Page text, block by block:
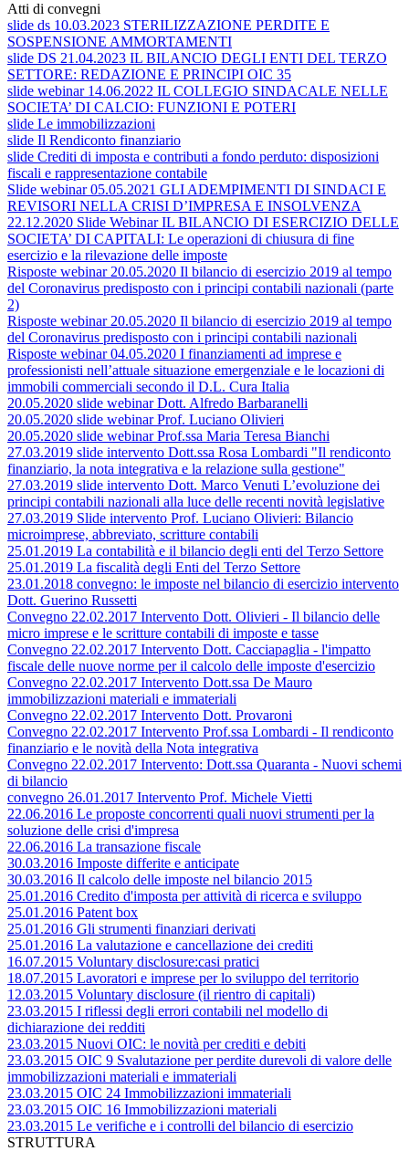
Atti di convegni
slide ds 10.03.2023 STERILIZZAZIONE PERDITE E
SOSPENSIONE AMMORTAMENTI
slide DS 21.04.2023 IL BILANCIO DEGLI ENTI DEL TERZO
SETTORE: REDAZIONE E PRINCIPI OIC 35
slide webinar 14.06.2022 IL COLLEGIO SINDACALE NELLE
SOCIETA’ DI CALCIO: FUNZIONI E POTERI
slide Le immobilizzazioni
slide Il Rendiconto finanziario
slide Crediti di imposta e contributi a fondo perduto: disposizioni
fiscali e rappresentazione contabile
Slide webinar 05.05.2021 GLI ADEMPIMENTI DI SINDACI E
REVISORI NELLA CRISI D’IMPRESA E INSOLVENZA
22.12.2020 Slide Webinar IL BILANCIO DI ESERCIZIO DELLE
SOCIETA’ DI CAPITALI: Le operazioni di chiusura di fine
esercizio e la rilevazione delle imposte
Risposte webinar 20.05.2020 Il bilancio di esercizio 2019 al tempo
del Coronavirus predisposto con i principi contabili nazionali (parte
2)
Risposte webinar 20.05.2020 Il bilancio di esercizio 2019 al tempo
del Coronavirus predisposto con i principi contabili nazionali
Risposte webinar 04.05.2020 I finanziamenti ad imprese e
professionisti nell’attuale situazione emergenziale e le locazioni di
immobili commerciali secondo il D.L. Cura Italia
20.05.2020 slide webinar Dott. Alfredo Barbaranelli
20.05.2020 slide webinar Prof. Luciano Olivieri
20.05.2020 slide webinar Prof.ssa Maria Teresa Bianchi
27.03.2019 slide intervento Dott.ssa Rosa Lombardi "Il rendiconto
finanziario, la nota integrativa e la relazione sulla gestione"
27.03.2019 slide intervento Dott. Marco Venuti L’evoluzione dei
principi contabili nazionali alla luce delle recenti novità legislative
27.03.2019 Slide intervento Prof. Luciano Olivieri: Bilancio
microimprese, abbreviato, scritture contabili
25.01.2019 La contabilità e il bilancio degli enti del Terzo Settore
25.01.2019 La fiscalità degli Enti del Terzo Settore
23.01.2018 convegno: le imposte nel bilancio di esercizio intervento
Dott. Guerino Russetti
Convegno 22.02.2017 Intervento Dott. Olivieri - Il bilancio delle
micro imprese e le scritture contabili di imposte e tasse
Convegno 22.02.2017 Intervento Dott. Cacciapaglia - l'impatto
fiscale delle nuove norme per il calcolo delle imposte d'esercizio
Convegno 22.02.2017 Intervento Dott.ssa De Mauro
immobilizzazioni materiali e immateriali
Convegno 22.02.2017 Intervento Dott. Provaroni
Convegno 22.02.2017 Intervento Prof.ssa Lombardi - Il rendiconto
finanziario e le novità della Nota integrativa
Convegno 22.02.2017 Intervento: Dott.ssa Quaranta - Nuovi schemi
di bilancio
convegno 26.01.2017 Intervento Prof. Michele Vietti
22.06.2016 Le proposte concorrenti quali nuovi strumenti per la
soluzione delle crisi d'impresa
22.06.2016 La transazione fiscale
30.03.2016 Imposte differite e anticipate
30.03.2016 Il calcolo delle imposte nel bilancio 2015
25.01.2016 Credito d'imposta per attività di ricerca e sviluppo
25.01.2016 Patent box
25.01.2016 Gli strumenti finanziari derivati
25.01.2016 La valutazione e cancellazione dei crediti
16.07.2015 Voluntary disclosure:casi pratici
18.07.2015 Lavoratori e imprese per lo sviluppo del territorio
12.03.2015 Voluntary disclosure (il rientro di capitali)
23.03.2015 I riflessi degli errori contabili nel modello di
dichiarazione dei redditi
23.03.2015 Nuovi OIC: le novità per crediti e debiti
23.03.2015 OIC 9 Svalutazione per perdite durevoli di valore delle
immobilizzazioni materiali e immateriali
23.03.2015 OIC 24 Immobilizzazioni immateriali
23.03.2015 OIC 16 Immobilizzazioni materiali
23.03.2015 Le verifiche e i controlli del bilancio di esercizio
STRUTTURA